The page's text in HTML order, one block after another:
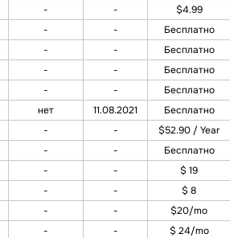
- -
$4.99
- -
Бесплатно
- -
Бесплатно
- -
Бесплатно
- -
Бесплатно
нет 11.08.2021
Бесплатно
- -
$52.90 / Year
- -
Бесплатно
- -
$ 19
- -
$ 8
- -
$20/mo
- -
$ 24/mo